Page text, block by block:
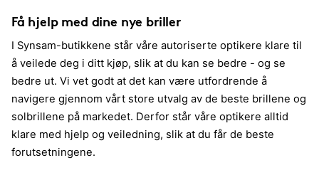
Få hjelp med dine nye briller
I Synsam-butikkene står våre autoriserte optikere klare til
å veilede deg i ditt kjøp, slik at du kan se bedre - og se
bedre ut. Vi vet godt at det kan være utfordrende å
navigere gjennom vårt store utvalg av de beste brillene og
solbrillene på markedet. Derfor står våre optikere alltid
klare med hjelp og veiledning, slik at du får de beste
forutsetningene.